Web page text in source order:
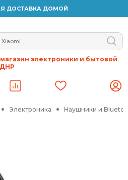
ДОСТАВКА ДОМОЙ
электроники и бытовой
ДНР
Электроника Наушники и